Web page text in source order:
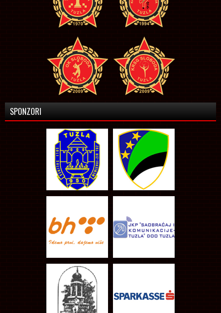
SPONZORI